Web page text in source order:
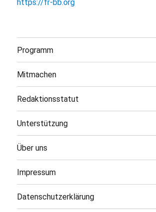
https://fr-bb.org
Programm
Mitmachen
Redaktionsstatut
Unterstützung
Über uns
Impressum
Datenschutzerklärung